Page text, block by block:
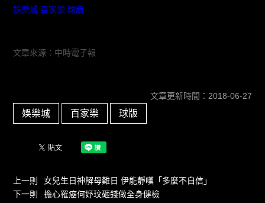
娛樂城 百家樂 球版
文章來源：中時電子報
文章更新時間：2018-06-27
娛樂城 百家樂 球版
上一則
女兒生日神解母難日 伊能靜嘆「多麼不自信」
下一則
擔心罹癌何妤玟砸錢做全身健檢